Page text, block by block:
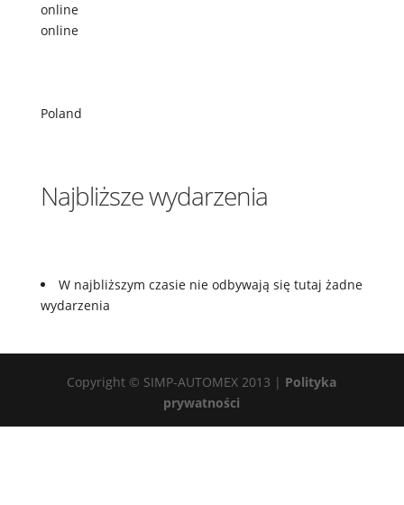
online
online
Poland
Najbliższe wydarzenia
W najbliższym czasie nie odbywają się tutaj żadne
wydarzenia
Copyright © SIMP-AUTOMEX 2013 | Polityka
prywatności